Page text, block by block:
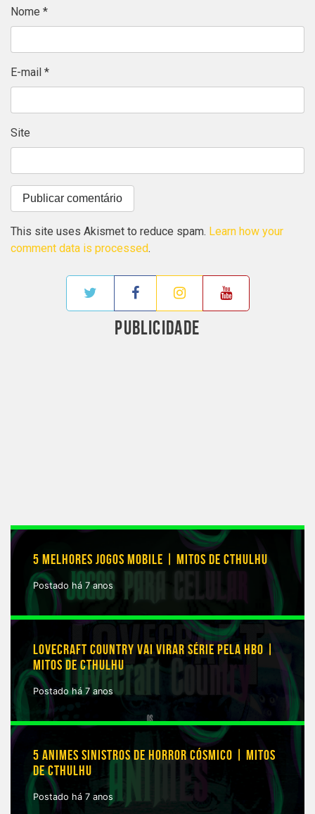
Nome *
E-mail *
Site
This site uses Akismet to reduce spam. Learn how your
comment data is processed.
PUBLICIDADE
5 MELHORES JOGOS MOBILE | MITOS DE CTHULHU
Postado há 7 anos
LOVECRAFT COUNTRY VAI VIRAR SÉRIE PELA HBO |
MITOS DE CTHULHU
Postado há 7 anos
5 ANIMES SINISTROS DE HORROR CÓSMICO | MITOS
DE CTHULHU
Postado há 7 anos